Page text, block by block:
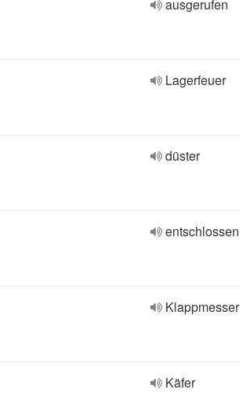
ausgerufen
Lagerfeuer
düster
entschlossen
Klappmesser
Käfer